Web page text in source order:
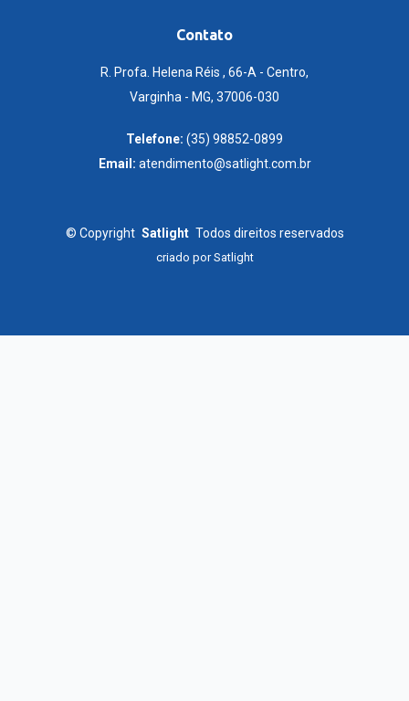
Contato
R. Profa. Helena Réis , 66-A - Centro,
Varginha - MG, 37006-030
Telefone: (35) 98852-0899
Email: atendimento@satlight.com.br
© Copyright Satlight Todos direitos reservados
criado porSatlight